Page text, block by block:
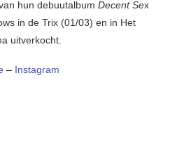
hun debuutalbum Decent Sex
in de Trix (01/03) en in Het
uitverkocht.
– Instagram